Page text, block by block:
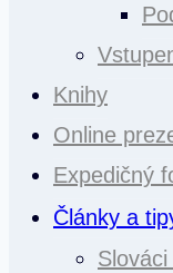
Knihy
Online
Expedičný
Články a